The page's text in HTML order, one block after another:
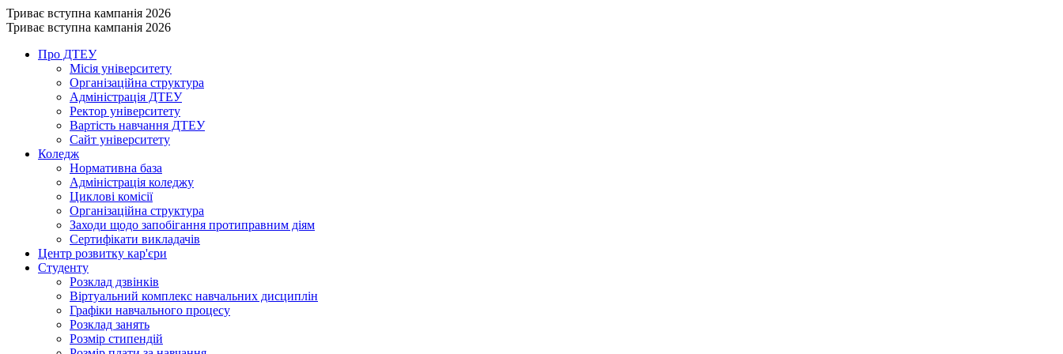
Триває вступна кампанія 2026
Триває вступна кампанія 2026
Про ДТЕУ
Місія університету
Організаційна структура
Адміністрація ДТЕУ
Ректор університету
Вартість навчання ДТЕУ
Сайт університету
Коледж
Нормативна база
Адміністрація коледжу
Циклові комісії
Організаційна структура
Заходи щодо запобігання протиправним діям
Сертифікати викладачів
Центр розвитку кар'єри
Студенту
Розклад дзвінків
Віртуальний комплекс навчальних дисциплін
Графіки навчального процесу
Розклад занять
Розмір стипендій